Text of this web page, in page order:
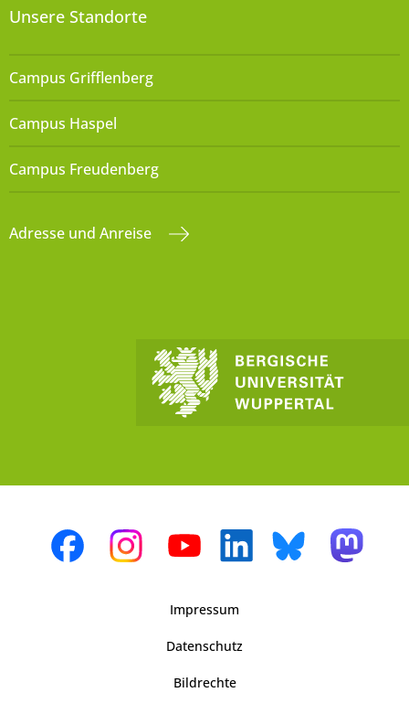
Unsere Standorte
Campus Grifflenberg
Campus Haspel
Campus Freudenberg
Adresse und Anreise
Impressum
Datenschutz
Bildrechte